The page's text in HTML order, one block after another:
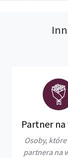
Partner na
Osoby,
partnera na